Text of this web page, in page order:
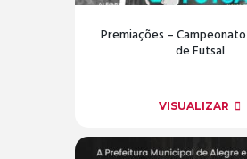
Premiações –
de Futsal
VISUALIZAR